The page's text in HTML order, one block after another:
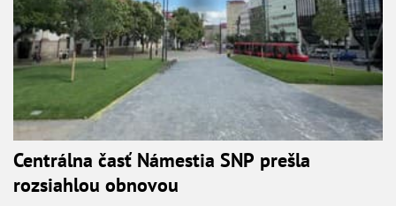
Centrálna časť Námestia SNP prešla
rozsiahlou obnovou